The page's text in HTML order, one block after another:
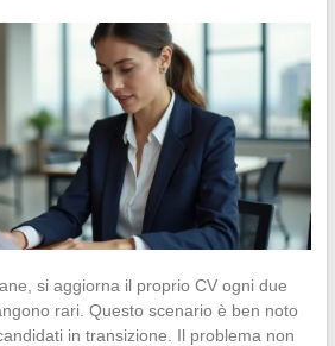
si aggiorna il proprio CV ogni due
rari. Questo scenario è ben noto
in transizione. Il problema non